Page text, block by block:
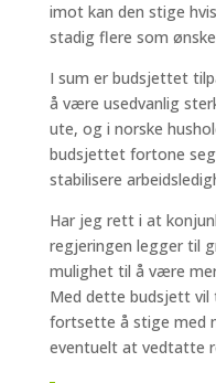
imot kan den stige
stadig flere som
I sum er budsjettet
å være usedvanlig
ute, og i norske
budsjettet fortone
stabilisere
Har jeg rett i at
regjeringen legger til
mulighet til å være
Med dette budsjett vil
fortsette å stige med
eventuelt at vedtatte